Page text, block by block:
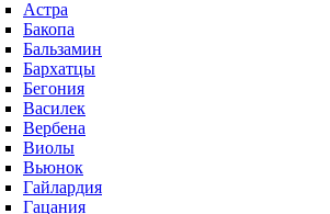
Астра
Бакопа
Бальзамин
Бархатцы
Бегония
Василек
Вербена
Виолы
Вьюнок
Гайлардия
Гацания